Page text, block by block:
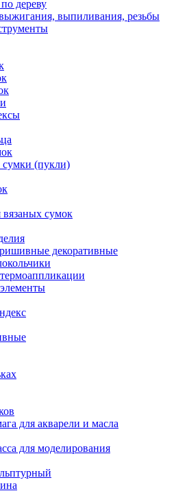
дереву
выпиливания, резьбы
(пукли)
сумок
декоративные
для акварели и масла
для моделирования